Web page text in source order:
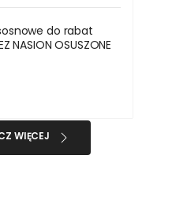
do rabat
NASION OSUSZONE
WIĘCEJ